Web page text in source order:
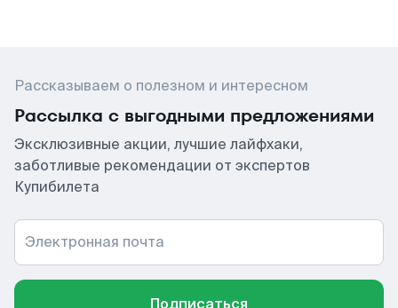
Рассказываем о полезном и интересном
Рассылка с выгодными предложениями
Эксклюзивные акции, лучшие лайфхаки,
заботливые рекомендации от экспертов
Купибилета
Электронная почта
Подписаться